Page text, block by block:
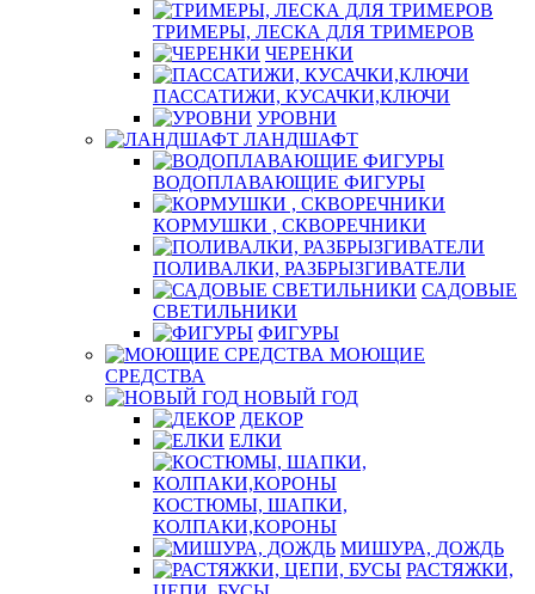
ТРИМЕРЫ, ЛЕСКА ДЛЯ ТРИМЕРОВ
ЧЕРЕНКИ
ПАССАТИЖИ, КУСАЧКИ,КЛЮЧИ
УРОВНИ
ЛАНДШАФТ
ВОДОПЛАВАЮЩИЕ ФИГУРЫ
КОРМУШКИ , СКВОРЕЧНИКИ
ПОЛИВАЛКИ, РАЗБРЫЗГИВАТЕЛИ
САДОВЫЕ
СВЕТИЛЬНИКИ
ФИГУРЫ
МОЮЩИЕ
СРЕДСТВА
НОВЫЙ ГОД
ДЕКОР
ЕЛКИ
КОСТЮМЫ, ШАПКИ,
КОЛПАКИ,КОРОНЫ
МИШУРА, ДОЖДЬ
РАСТЯЖКИ,